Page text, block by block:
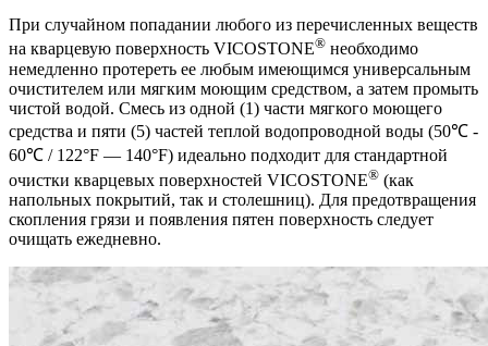
При случайном попадании любого из перечисленных веществ
на кварцевую поверхность VICOSTONE® необходимо
немедленно протереть ее любым имеющимся универсальным
очистителем или мягким моющим средством, а затем промыть
чистой водой. Смесь из одной (1) части мягкого моющего
средства и пяти (5) частей теплой водопроводной воды (50℃ -
60℃ / 122°F — 140°F) идеально подходит для стандартной
очистки кварцевых поверхностей VICOSTONE® (как
напольных покрытий, так и столешниц). Для предотвращения
скопления грязи и появления пятен поверхность следует
очищать ежедневно.